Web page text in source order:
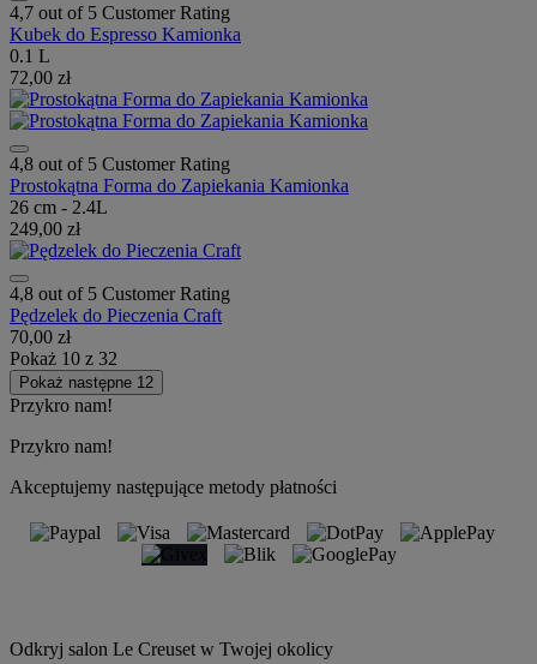
4,7 out of 5 Customer Rating
Kubek do Espresso Kamionka
0.1 L
72,00 zł
4,8 out of 5 Customer Rating
Prostokątna Forma do Zapiekania Kamionka
26 cm - 2.4L
249,00 zł
4,8 out of 5 Customer Rating
Pędzelek do Pieczenia Craft
70,00 zł
Pokaż 10 z 32
Pokaż następne 12
Przykro nam!
Przykro nam!
Akceptujemy następujące metody płatności
Odkryj salon Le Creuset w Twojej okolicy